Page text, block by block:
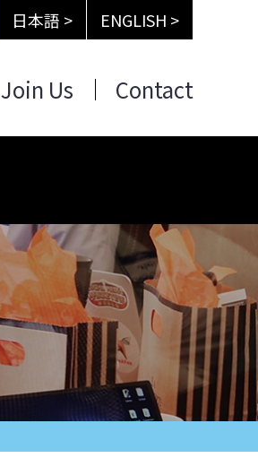
日本語 > ENGLISH >
Join Us Contact